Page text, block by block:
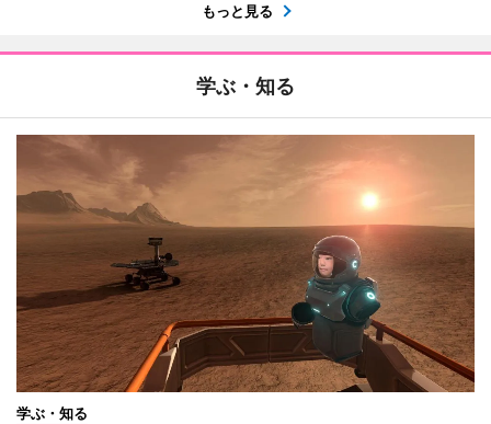
もっと見る
学ぶ・知る
学ぶ・知る